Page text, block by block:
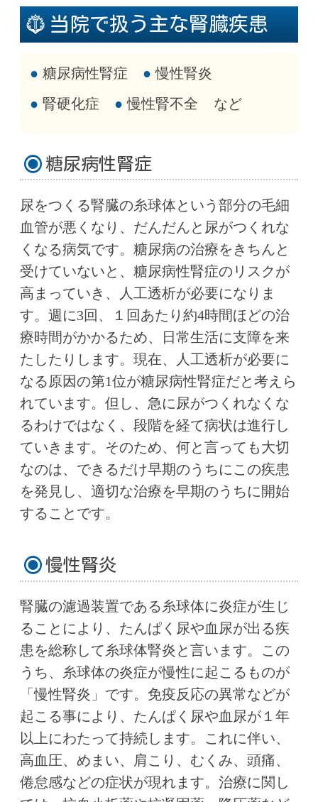
当院で扱う主な腎臓疾患
糖尿病性腎症 慢性腎炎
腎硬化症 慢性腎不全 など
糖尿病性腎症
尿をつくる腎臓の糸球体という部分の毛細
血管が悪くなり、だんだんと尿がつくれな
くなる病気です。糖尿病の治療をきちんと
受けていないと、糖尿病性腎症のリスクが
高まっていき、人工透析が必要になりま
す。週に3回、１回あたり約4時間ほどの治
療時間がかかるため、日常生活に支障を来
たしたりします。現在、人工透析が必要に
なる原因の第1位が糖尿病性腎症だと考えら
れています。但し、急に尿がつくれなくな
るわけではなく、段階を経て病状は進行し
ていきます。そのため、何と言っても大切
なのは、できるだけ早期のうちにこの疾患
を発見し、適切な治療を早期のうちに開始
することです。
慢性腎炎
腎臓の濾過装置である糸球体に炎症が生じ
ることにより、たんぱく尿や血尿が出る疾
患を総称して糸球体腎炎と言います。この
うち、糸球体の炎症が慢性に起こるものが
「慢性腎炎」です。免疫反応の異常などが
起こる事により、たんぱく尿や血尿が１年
以上にわたって持続します。これに伴い、
高血圧、めまい、肩こり、むくみ、頭痛、
倦怠感などの症状が現れます。治療に関し